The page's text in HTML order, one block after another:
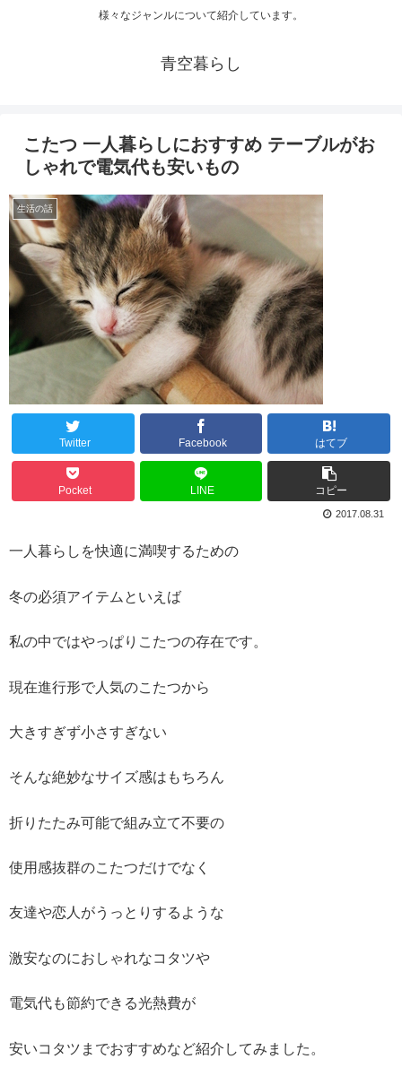
様々なジャンルについて紹介しています。
青空暮らし
こたつ 一人暮らしにおすすめ テーブルがお
しゃれで電気代も安いもの
生活の話
Twitter Facebook はてブ
Pocket LINE コピー
2017.08.31
一人暮らしを快適に満喫するための
冬の必須アイテムといえば
私の中ではやっぱりこたつの存在です。
現在進行形で人気のこたつから
大きすぎず小さすぎない
そんな絶妙なサイズ感はもちろん
折りたたみ可能で組み立て不要の
使用感抜群のこたつだけでなく
友達や恋人がうっとりするような
激安なのにおしゃれなコタツや
電気代も節約できる光熱費が
安いコタツまでおすすめなど紹介してみました。